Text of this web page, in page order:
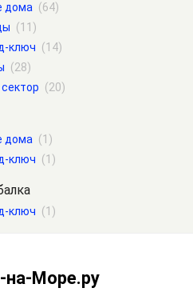
дома (64)
(11)
ключ (14)
(28)
(20)
дома (1)
ключ (1)
ключ (1)
на-Море.ру